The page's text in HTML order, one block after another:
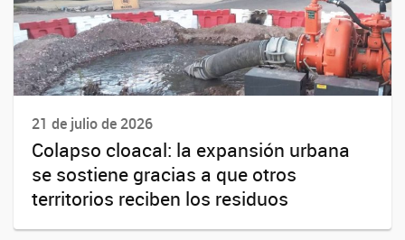
21 de julio de 2026
Colapso cloacal: la expansión urbana
se sostiene gracias a que otros
territorios reciben los residuos